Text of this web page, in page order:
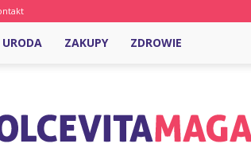
URODA ZAKUPY ZDROWIE